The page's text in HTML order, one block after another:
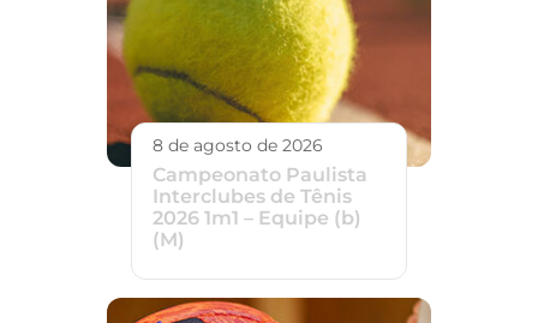
8 de agosto de 2026
Campeonato Paulista
Interclubes de Tênis
2026 1m1 – Equipe (b)
(M)